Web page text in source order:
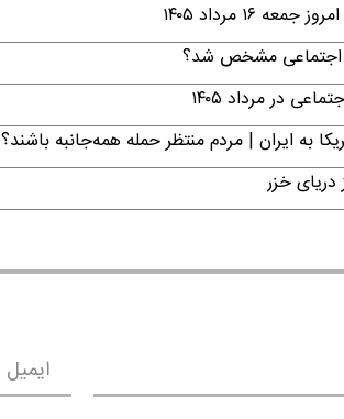
مرداد ۱۴۰۵
اجتماعی مشخص شد؟
در مرداد ۱۴۰۵
به ایران | مردم منتظر حمله همه‌جانبه باشند؟
خزر
ایمیل